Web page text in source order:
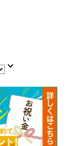
keyboard_arrow_down